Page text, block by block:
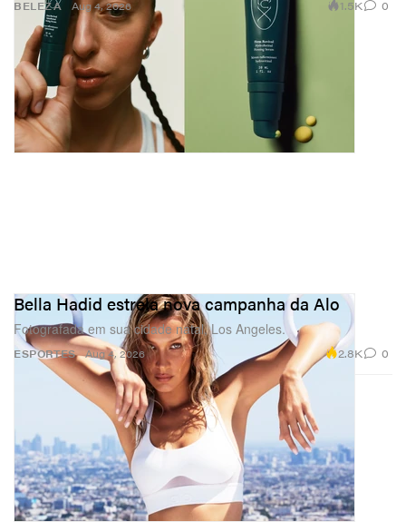
BELEZA Aug 4, 2026 1.5K 0
ESPORTES
Bella Hadid estrela nova campanha da Alo
Fotografada em sua cidade natal, Los Angeles.
Aug 4, 2026 2.8K 0